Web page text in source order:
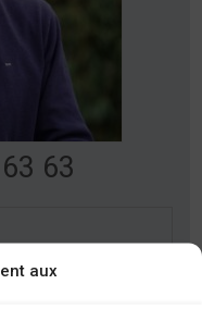
aux
63